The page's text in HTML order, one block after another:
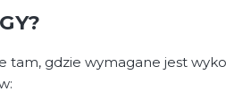
tam, gdzie wymagane jest